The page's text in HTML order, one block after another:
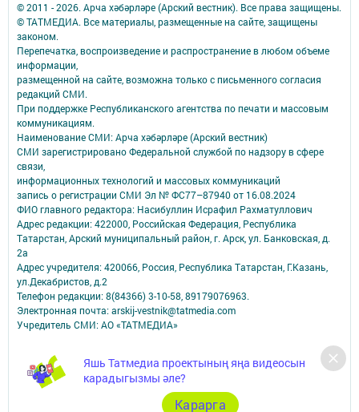
Яшь Татмедиа проектының яңа видеосын
карадыгызмы әле?
Карарга
© 2011 - 2026. Арча хәбәрләре (Арский вестник). Все права защищены.
© ТАТМЕДИА. Все материалы, размещенные на сайте, защищены
законом.
Перепечатка, воспроизведение и распространение в любом объеме
информации,
размещенной на сайте, возможна только с письменного согласия
редакций СМИ.
При поддержке Республиканского агентства по печати и массовым
коммуникациям.
Наименование СМИ: Арча хәбәрләре (Арский вестник)
СМИ зарегистрировано Федеральной службой по надзору в сфере
связи,
информационных технологий и массовых коммуникаций
запись о регистрации СМИ Эл № ФС77–87940 от 16.08.2024
ФИО главного редактора: Насибуллин Исрафил Рахматуллович
Адрес редакции: 422000, Российская Федерация, Республика
Татарстан, Арский муниципальный район, г. Арск, ул. Банковская, д.
2а
Адрес учредителя: 420066, Россия, Республика Татарстан, Г.Казань,
ул.Декабристов, д.2
Телефон редакции: 8(84366) 3-10-58, 89179076963.
Электронная почта: arskij-vestnik@tatmedia.com
Учредитель СМИ: АО «ТАТМЕДИА»
Антикоррупционная политика
АО «ТАТМЕДИА» использует «cookie»для персонализации сервисов и
удобства пользователей сайтом.
Использование «cookie» можно отменить в настройках браузера.